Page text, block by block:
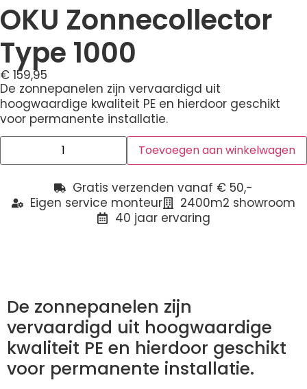
OKU Zonnecollector
Type 1000
€ 159,95
De zonnepanelen zijn vervaardigd uit
hoogwaardige kwaliteit PE en hierdoor geschikt
voor permanente installatie.
Toevoegen aan winkelwagen
Gratis verzenden vanaf € 50,-
Eigen service monteur
2400m2 showroom
40 jaar ervaring
De zonnepanelen zijn
vervaardigd uit hoogwaardige
kwaliteit PE en hierdoor geschikt
voor permanente installatie.